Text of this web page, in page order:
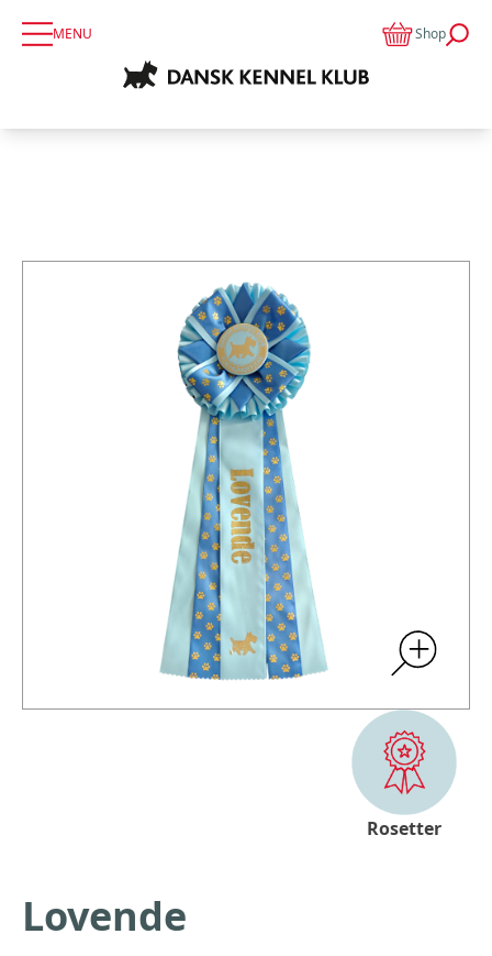
MENU Shop
Rosetter
Lovende